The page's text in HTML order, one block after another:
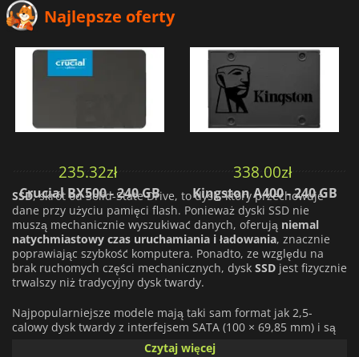
Najlepsze oferty
235.32zł
Crucial BX500 - 240 GB
338.00zł
Kingston A400 - 240 GB
SSD, skrót od Solid-State Drive, to dysk, który przechowuje
dane przy użyciu pamięci flash. Ponieważ dyski SSD nie
muszą mechanicznie wyszukiwać danych, oferują niemal
natychmiastowy czas uruchamiania i ładowania, znacznie
poprawiając szybkość komputera. Ponadto, ze względu na
brak ruchomych części mechanicznych, dysk SSD jest fizycznie
trwalszy niż tradycyjny dysk twardy.
Najpopularniejsze modele mają taki sam format jak 2,5-
calowy dysk twardy z interfejsem SATA (100 × 69,85 mm) i są
wyposażone w złącze zasilania SATA oraz złącze SATA III.
Czytaj więcej